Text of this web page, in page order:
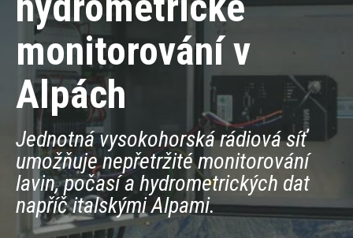
monitorování v
Alpách
Jednotná vysokohorská rádiová síť
umožňuje nepřetržité monitorování
lavin, počasí a hydrometrických dat
napříč italskými Alpami.